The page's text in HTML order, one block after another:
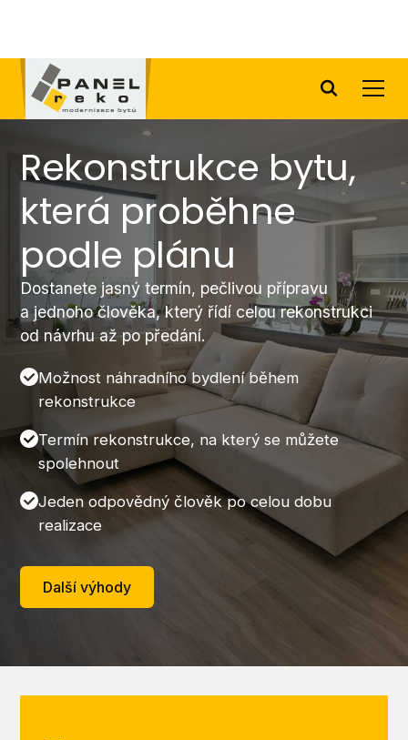
Provozovny v Praze, Českých Budějovicích a Plzni.
Rekonstrukce bytu,
která proběhne
podle plánu
Dostanete jasný termín, pečlivou přípravu
a jednoho člověka, který řídí celou rekonstrukci
od návrhu až po předání.
Možnost náhradního bydlení během
rekonstrukce
Termín rekonstrukce, na který se můžete
spolehnout
Jeden odpovědný člověk po celou dobu
realizace
Další výhody